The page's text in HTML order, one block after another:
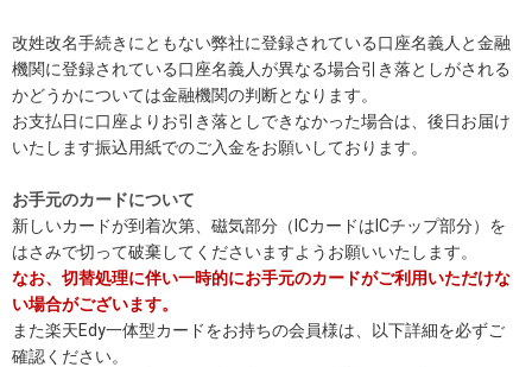
改姓改名手続きにともない弊社に登録されている口座名義人と金融
機関に登録されている口座名義人が異なる場合引き落としがされる
かどうかについては金融機関の判断となります。
お支払日に口座よりお引き落としできなかった場合は、後日お届け
いたします振込用紙でのご入金をお願いしております。
お手元のカードについて
新しいカードが到着次第、磁気部分（ICカードはICチップ部分）を
はさみで切って破棄してくださいますようお願いいたします。
なお、切替処理に伴い一時的にお手元のカードがご利用いただけな
い場合がございます。
また楽天Edy一体型カードをお持ちの会員様は、以下詳細を必ずご
確認ください。